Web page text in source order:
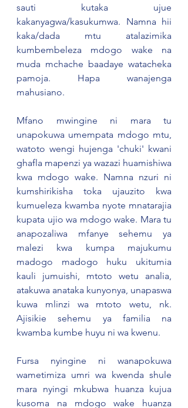
sauti kutaka ujue
kakanyagwa/kasukumwa. Namna hii
kaka/dada mtu atalazimika
kumbembeleza mdogo wake na
muda mchache baadaye watacheka
pamoja. Hapa wanajenga
mahusiano.
Mfano mwingine ni mara tu
unapokuwa umempata mdogo mtu,
watoto wengi hujenga 'chuki' kwani
ghafla mapenzi ya wazazi huamishiwa
kwa mdogo wake. Namna nzuri ni
kumshirikisha toka ujauzito kwa
kumueleza kwamba nyote mnatarajia
kupata ujio wa mdogo wake. Mara tu
anapozaliwa mfanye sehemu ya
malezi kwa kumpa majukumu
madogo madogo huku ukitumia
kauli jumuishi, mtoto wetu analia,
atakuwa anataka kunyonya, unapaswa
kuwa mlinzi wa mtoto wetu, nk.
Ajisikie sehemu ya familia na
kwamba kumbe huyu ni wa kwenu.
Fursa nyingine ni wanapokuwa
wametimiza umri wa kwenda shule
mara nyingi mkubwa huanza kujua
kusoma na mdogo wake huanza